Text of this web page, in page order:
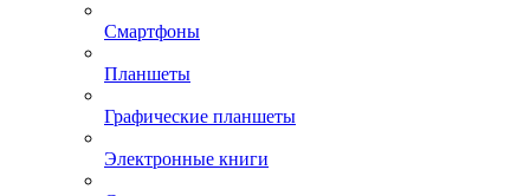
Смартфоны
Планшеты
Графические планшеты
Электронные книги